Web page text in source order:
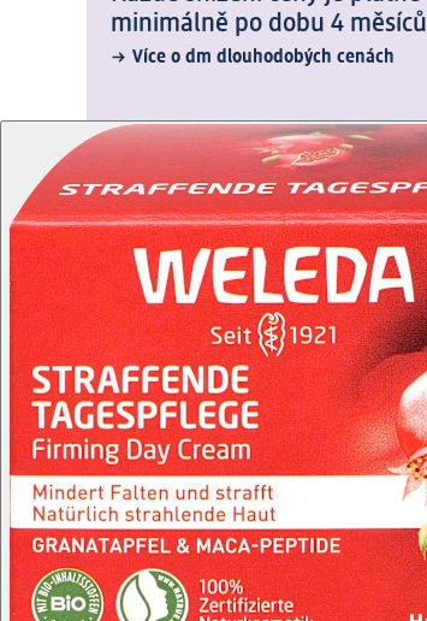
minimálně po dobu 4 měsíců
Více o dm dlouhodobých cenách